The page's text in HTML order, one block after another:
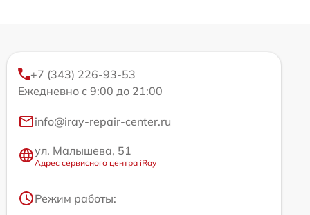
+7 (343) 226-93-53
Ежедневно с 9:00 до 21:00
info@iray-repair-center.ru
ул. Малышева, 51
Адрес сервисного центра iRay
Режим работы: